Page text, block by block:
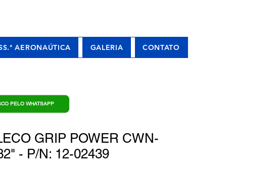
AERONAÚTICA GALERIA CONTATO
PELO WHATSAPP
GRIP POWER CWN-
- P/N: 12-02439